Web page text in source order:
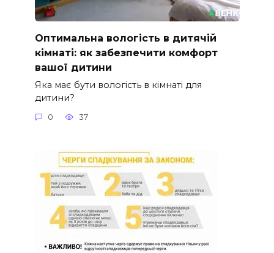
Оптимальна вологість в дитячій
кімнаті: як забезпечити комфорт
вашої дитини
Яка має бути вологість в кімнаті для
дитини?
0 37